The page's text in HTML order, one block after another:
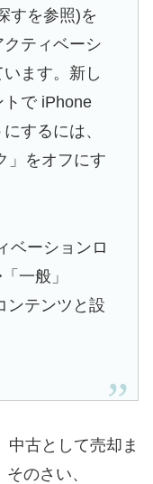
すを参照)を
ティベーシ
ます。新し
で iPhone
するには、
」をオフにす
ベーションロ
一般」
ンテンツと設
中古として売却ま
のさい、